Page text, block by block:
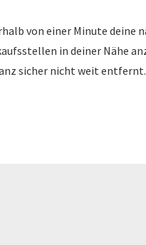
von einer Minute deine
in deiner Nähe
sicher nicht weit entfernt.